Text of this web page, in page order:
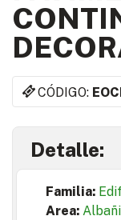
CÓDIGO:
Detalle:
Familia:
Area: